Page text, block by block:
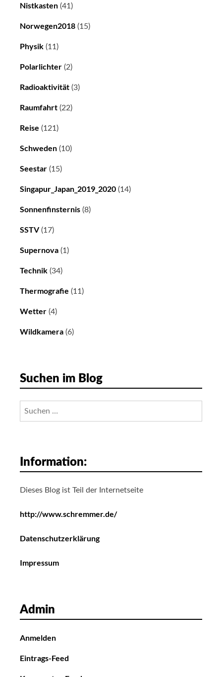
Nistkasten (41)
Norwegen2018 (15)
Physik (11)
Polarlichter (2)
Radioaktivität (3)
Raumfahrt (22)
Reise (121)
Schweden (10)
Seestar (15)
Singapur_Japan_2019_2020 (14)
Sonnenfinsternis (8)
SSTV(17)
Supernova (1)
Technik (34)
Thermografie (11)
Wetter (4)
Wildkamera (6)
Suchen im Blog
Suchen
Information:
Dieses Blog ist Teil der Internetseite
http://www.schremmer.de/
Datenschutzerklärung
Impressum
Admin
Anmelden
Eintrags-Feed